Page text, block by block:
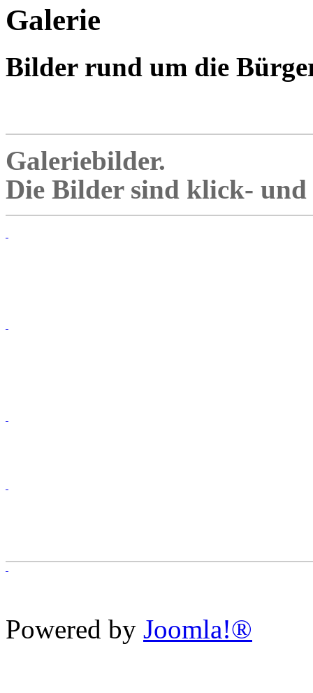
Galerie
Bilder rund um die
Galeriebilder.
Die Bilder sind klick- und
Powered by Joomla!®